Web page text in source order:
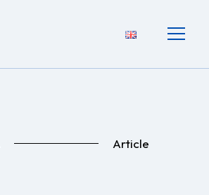
Article